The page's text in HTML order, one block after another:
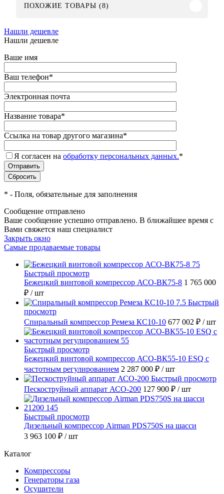
ПОХОЖИЕ ТОВАРЫ (8)
Нашли дешевле
Нашли дешевле
Ваше имя
Ваш телефон*
Электронная почта
Название товара*
Ссылка на товар другого магазина*
Я согласен на обработку персональных данных.*
* - Поля, обязательные для заполнения
Сообщение отправлено
Ваше сообщение успешно отправлено. В ближайшее время с
Вами свяжется наш специалист
Закрыть окно
Самые продаваемые товары
Быстрый просмотр
Бежецкий винтовой компрессор АСО-ВК75-8 1 765 000
₽ / шт
Быстрый
просмотр
Спиральный компрессор Ремеза КС10-10 677 002 ₽ / шт
Быстрый просмотр
Бежецкий винтовой компрессор АСО-ВК55-10 ESQ с
частотным регулированием 2 287 000 ₽ / шт
Быстрый просмотр
Пескоструйный аппарат АСО-200 127 900 ₽ / шт
Быстрый просмотр
Дизельный компрессор Airman PDS750S на шасси
3 963 100 ₽ / шт
Каталог
Компрессоры
Генераторы газа
Осушители